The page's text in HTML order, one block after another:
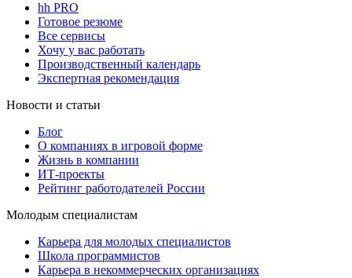
hh PRO
Готовое резюме
Все сервисы
Хочу у вас работать
Производственный календарь
Экспертная рекомендация
Новости и статьи
Блог
О компаниях в игровой форме
Жизнь в компании
ИТ-проекты
Рейтинг работодателей России
Молодым специалистам
Карьера для молодых специалистов
Школа программистов
Карьера в некоммерческих организациях